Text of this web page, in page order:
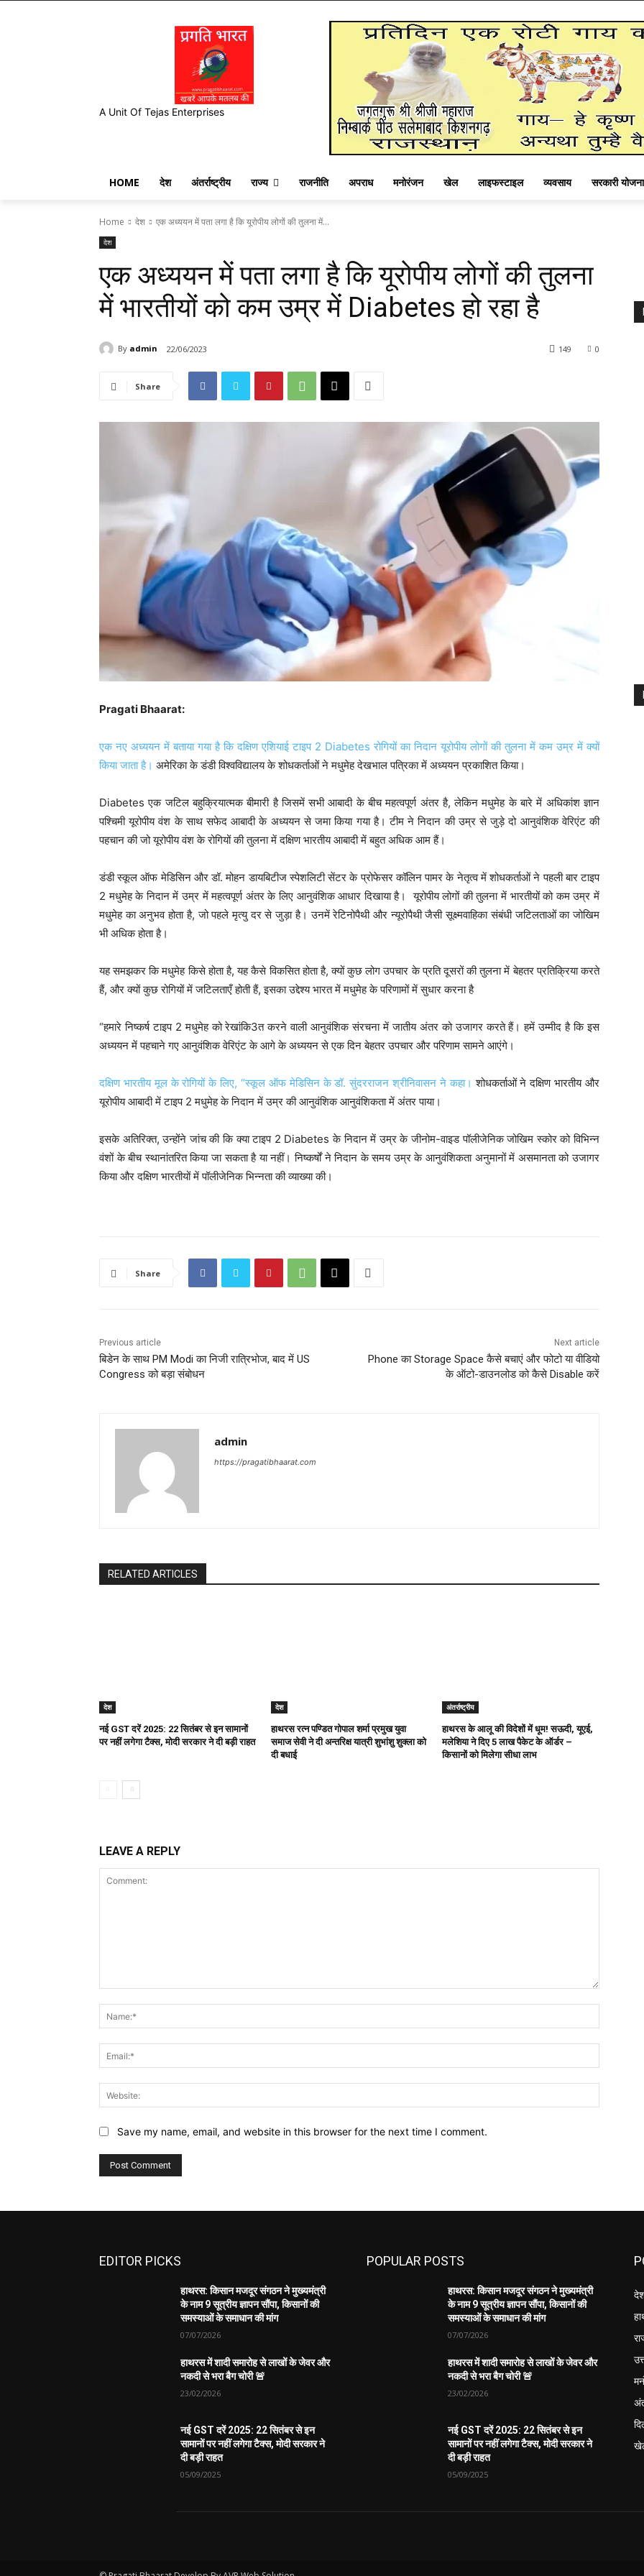
A Unit Of Tejas Enterprises
HOME देश अंतर्राष्ट्रीय राज्य राजनीति अपराध मनोरंजन खेल लाइफस्टाइल व्यवसाय सरकारी
Home देश एक अध्ययन में पता लगा है कि यूरोपीय लोगों की तुलना में...
देश
एक अध्ययन में पता लगा है कि यूरोपीय लोगों की तुलना
में भारतीयों को कम उम्र में Diabetes हो रहा है
By admin 22/06/2023 0
149
Share
Pragati Bhaarat:
एक नए अध्ययन में बताया गया है कि दक्षिण एशियाई टाइप 2 Diabetes रोगियों का निदान यूरोपीय लोगों की तुलना में कम उम्र में क्यों
किया जाता है। अमेरिका के डंडी विश्वविद्यालय के शोधकर्ताओं ने मधुमेह देखभाल पत्रिका में अध्ययन प्रकाशित किया।
Diabetes एक जटिल बहुक्रियात्मक बीमारी है जिसमें सभी आबादी के बीच महत्वपूर्ण अंतर है, लेकिन मधुमेह के बारे में अधिकांश ज्ञान
पश्चिमी यूरोपीय वंश के साथ सफेद आबादी के अध्ययन से जमा किया गया है। टीम ने निदान की उम्र से जुड़े दो आनुवंशिक वेरिएंट की
पहचान की जो यूरोपीय वंश के रोगियों की तुलना में दक्षिण भारतीय आबादी में बहुत अधिक आम हैं।
डंडी स्कूल ऑफ मेडिसिन और डॉ. मोहन डायबिटीज स्पेशलिटी सेंटर के प्रोफेसर कॉलिन पामर के नेतृत्व में शोधकर्ताओं ने पहली बार टाइप
2 मधुमेह के निदान में उम्र में महत्वपूर्ण अंतर के लिए आनुवंशिक आधार दिखाया है। यूरोपीय लोगों की तुलना में भारतीयों को कम उम्र में
मधुमेह का अनुभव होता है, जो पहले मृत्यु दर से जुड़ा है। उनमें रेटिनोपैथी और न्यूरोपैथी जैसी सूक्ष्मवाहिका संबंधी जटिलताओं का जोखिम
भी अधिक होता है।
यह समझकर कि मधुमेह किसे होता है, यह कैसे विकसित होता है, क्यों कुछ लोग उपचार के प्रति दूसरों की तुलना में बेहतर प्रतिक्रिया करते
हैं, और क्यों कुछ रोगियों में जटिलताएँ होती हैं, इसका उद्देश्य भारत में मधुमेह के परिणामों में सुधार करना है
“हमारे निष्कर्ष टाइप 2 मधुमेह को रेखांकि3त करने वाली आनुवंशिक संरचना में जातीय अंतर को उजागर करते हैं। हमें उम्मीद है कि इस
अध्ययन में पहचाने गए आनुवंशिक वेरिएंट के आगे के अध्ययन से एक दिन बेहतर उपचार और परिणाम सामने आएंगे।
दक्षिण भारतीय मूल के रोगियों के लिए, “स्कूल ऑफ मेडिसिन के डॉ. सुंदरराजन श्रीनिवासन ने कहा। शोधकर्ताओं ने दक्षिण भारतीय और
यूरोपीय आबादी में टाइप 2 मधुमेह के निदान में उम्र की आनुवंशिक आनुवंशिकता में अंतर पाया।
इसके अतिरिक्त, उन्होंने जांच की कि क्या टाइप 2 Diabetes के निदान में उम्र के जीनोम-वाइड पॉलीजेनिक जोखिम स्कोर को विभिन्न
वंशों के बीच स्थानांतरित किया जा सकता है या नहीं। निष्कर्षों ने निदान के समय उम्र के आनुवंशिकता अनुमानों में असमानता को उजागर
किया और दक्षिण भारतीयों में पॉलीजेनिक भिन्नता की व्याख्या की।
a
v
n
Share
Previous article
बिडेन के साथ PM Modi का निजी रात्रिभोज, बाद में US
Congress को बड़ा संबोधन
Next article
Phone का Storage Space कैसे बचाएं और फोटो या वीडियो
के ऑटो-डाउनलोड को कैसे Disable करें
admin
https://pragatibhaarat.com
RELATED ARTICLES
देश
नई GST दरें 2025: 22 सितंबर से इन सामानों
पर नहीं लगेगा टैक्स, मोदी सरकार ने दी बड़ी राहत
देश
हाथरस रत्न पण्डित गोपाल शर्मा प्रमुख युवा
समाज सेवी ने दी अन्तरिक्ष यात्री शुभांशु शुक्ला को
दी बधाई
अंतर्राष्ट्रीय
हाथरस के आलू की विदेशों में धूम! सऊदी, यूएई,
मलेशिया ने दिए 5 लाख पैकेट के ऑर्डर –
किसानों को मिलेगा सीधा लाभ
LEAVE A REPLY
Save my name, email, and website in this browser for the next time I comment.
EDITOR PICKS
हाथरस: किसान मजदूर संगठन ने मुख्यमंत्री
के नाम 9 सूत्रीय ज्ञापन सौंपा, किसानों की
समस्याओं के समाधान की मांग
07/07/2026
हाथरस में शादी समारोह से लाखों के जेवर और
नकदी से भरा बैग चोरी 🚨
23/02/2026
नई GST दरें 2025: 22 सितंबर से इन
सामानों पर नहीं लगेगा टैक्स, मोदी सरकार ने
दी बड़ी राहत
05/09/2025
POPULAR POSTS
हाथरस: किसान मजदूर संगठन ने मुख्यमंत्री
के नाम 9 सूत्रीय ज्ञापन सौंपा, किसानों की
समस्याओं के समाधान की मांग
07/07/2026
हाथरस में शादी समारोह से लाखों के जेवर और
नकदी से भरा बैग चोरी 🚨
23/02/2026
नई GST दरें 2025: 22 सितंबर से इन
सामानों पर नहीं लगेगा टैक्स, मोदी सरकार ने
दी बड़ी राहत
05/09/2025